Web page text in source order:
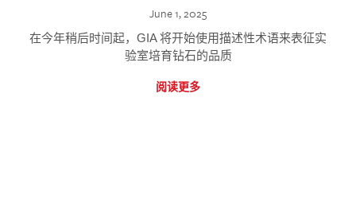
June 1, 2025
在今年稍后时间起，GIA 将开始使用描述性术语来表征实
验室培育钻石的品质
阅读更多